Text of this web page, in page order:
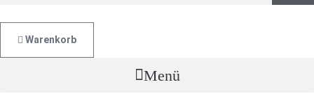
Warenkorb
Menü